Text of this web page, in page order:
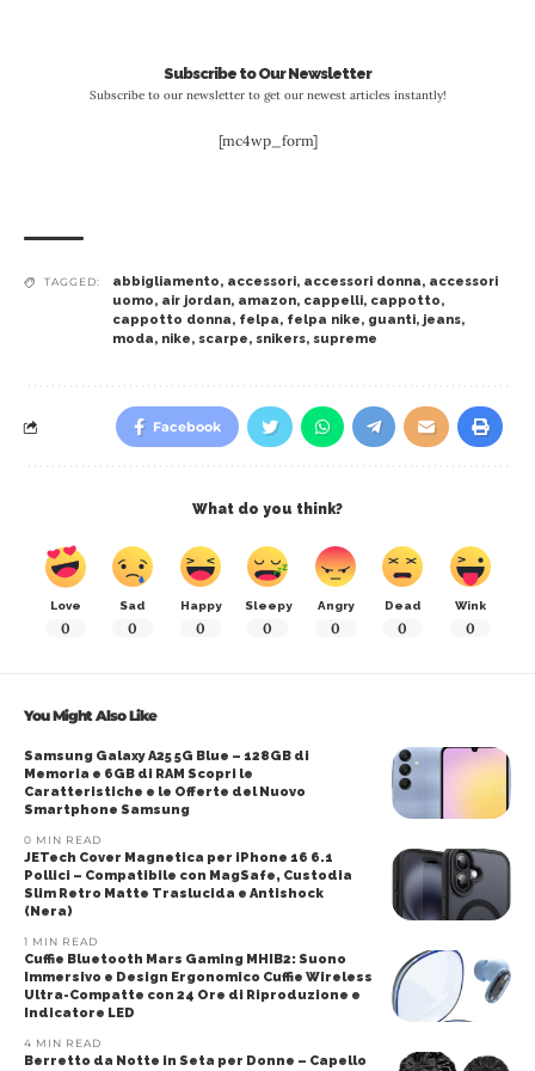
Subscribe to Our Newsletter
Subscribe to our newsletter to get our newest articles instantly!
[mc4wp_form]
TAGGED: abbigliamento, accessori, accessori donna, accessori
uomo, air jordan, amazon, cappelli, cappotto,
cappotto donna, felpa, felpa nike, guanti, jeans,
moda, nike, scarpe, snikers, supreme
Facebook
What do you think?
Love
0
Sad
0
Happy
0
Sleepy
0
Angry
0
Dead
0
Wink
0
You Might Also Like
Samsung Galaxy A25 5G Blue – 128GB di
Memoria e 6GB di RAM Scopri le
Caratteristiche e le Offerte del Nuovo
Smartphone Samsung
0 MIN READ
JETech Cover Magnetica per iPhone 16 6.1
Pollici – Compatibile con MagSafe, Custodia
Slim Retro Matte Traslucida e Antishock
(Nera)
1 MIN READ
Cuffie Bluetooth Mars Gaming MHIB2: Suono
Immersivo e Design Ergonomico Cuffie Wireless
Ultra-Compatte con 24 Ore di Riproduzione e
Indicatore LED
4 MIN READ
Berretto da Notte in Seta per Donne – Capello